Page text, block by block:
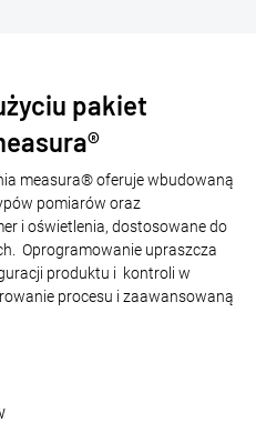
pakiet
measura® oferuje wbudowaną
pomiarów oraz
i oświetlenia, dostosowane do
Oprogramowanie upraszcza
produktu i kontroli w
procesu i zaawansowaną